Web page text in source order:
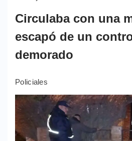
Circulaba con una
escapó de un
demorado
Policiales